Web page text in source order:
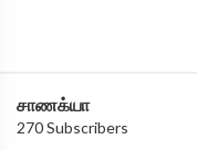
சாணக்யா
270 Subscribers